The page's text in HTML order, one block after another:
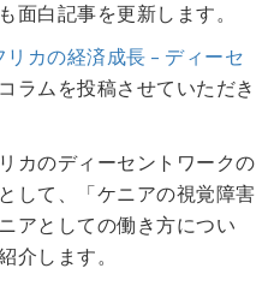
面白記事を更新します。
カの経済成長 – ディーセ
ラムを投稿させていただき
カのディーセントワークの
して、「ケニアの視覚障害
アとしての働き方につい
介します。